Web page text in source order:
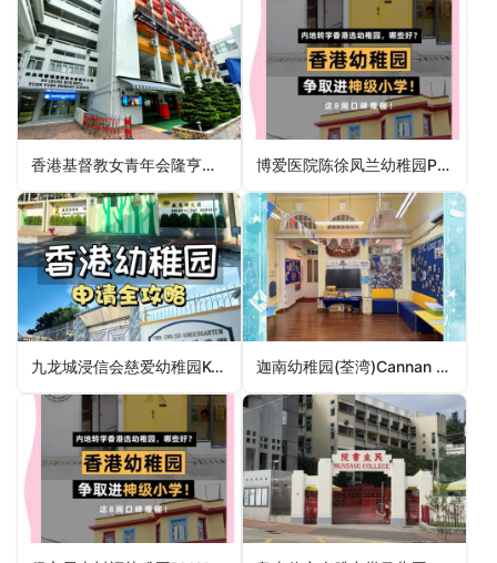
香港基督教女青年会隆亨幼儿学校HKYWCA Lung Hang Nursery School（沙田区幼稚园） 博爱医院陈徐凤兰幼稚园POH Chan Hsu Fong Lam Kindergarten（观塘区幼稚园）
九龙城浸信会慈爱幼稚园Kowloon City Baptist Church Tsz Oi Kindergarten（幼稚园） 迦南幼稚园(荃湾)Cannan Kindergarten (Tsuen Wan)（荃湾区幼稚园）